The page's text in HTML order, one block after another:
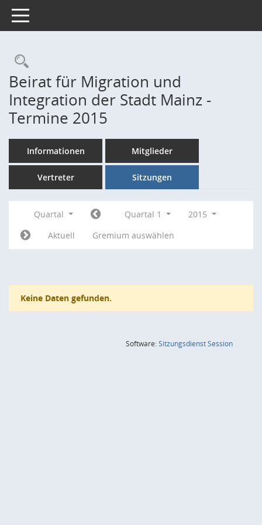
Toggle navigation
Rechercheauswahl
Beirat für Migration und
Integration der Stadt Mainz -
Termine 2015
Informationen Mitglieder
Vertreter Sitzungen
Quartal Quartal 1
2015
Aktuell
Gremium auswählen
Keine Daten gefunden.
Software:SitzungsdienstSession(Wird in